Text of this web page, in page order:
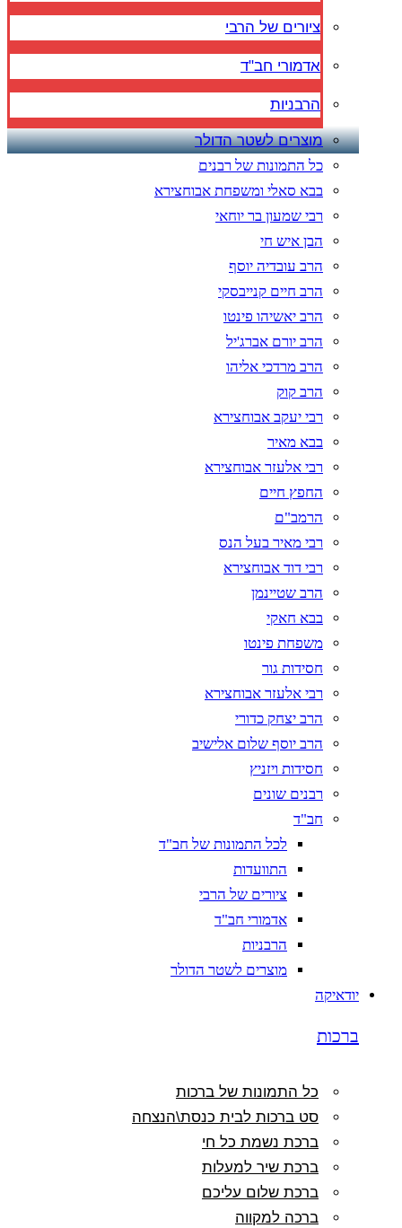
ציורים של הרבי
אדמורי חב"ד
הרבניות
מוצרים לשטר הדולר
כל התמונות של רבנים
בבא סאלי ומשפחת אבוחצירא
רבי שמעון בר יוחאי
הבן איש חי
הרב עובדיה יוסף
הרב חיים קנייבסקי
הרב יאשיהו פינטו
הרב יורם אברג'יל
הרב מרדכי אליהו
הרב קוק
רבי יעקב אבוחצירא
בבא מאיר
רבי אלעזר אבוחצירא
החפץ חיים
הרמב"ם
רבי מאיר בעל הנס
רבי דוד אבוחצירא
הרב שטיינמן
בבא חאקי
משפחת פינטו
חסידות גור
רבי אלעזר אבוחצירא
הרב יצחק כדורי
הרב יוסף שלום אלישיב
חסידות ויזניץ
רבנים שונים
חב"ד
לכל התמונות של חב"ד
התוועדות
ציורים של הרבי
אדמורי חב"ד
הרבניות
מוצרים לשטר הדולר
יודאיקה
ברכות
כל התמונות של ברכות
סט ברכות לבית כנסת\הנצחה
ברכת נשמת כל חי
ברכת שיר למעלות
ברכת שלום עליכם
ברכה למקווה